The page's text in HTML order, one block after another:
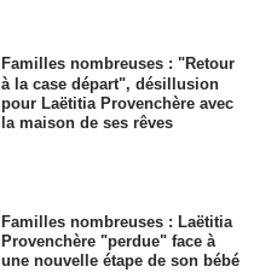
Familles nombreuses : "Retour
à la case départ", désillusion
pour Laëtitia Provenchère avec
la maison de ses rêves
Familles nombreuses : Laëtitia
Provenchère "perdue" face à
une nouvelle étape de son bébé